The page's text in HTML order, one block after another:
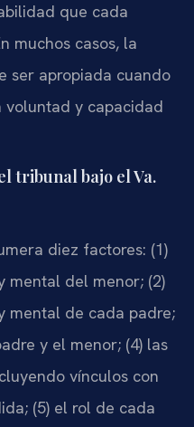
que cada
muchos casos, la
ser apropiada cuando
voluntad y capacidad
tribunal bajo el Va.
diez factores: (1)
mental del menor; (2)
mental de cada padre;
y el menor; (4) las
vínculos con
(5) el rol de cada